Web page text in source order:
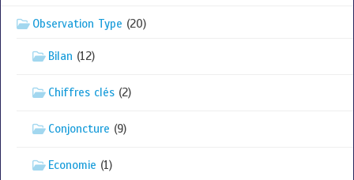
Observation Type (20)
Bilan (12)
Chiffres clés (2)
Conjoncture (9)
Economie (1)